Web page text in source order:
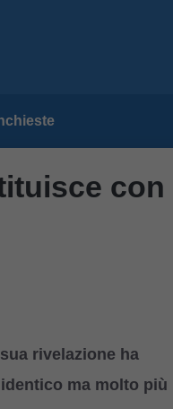
con
rivelazione ha
ma molto più